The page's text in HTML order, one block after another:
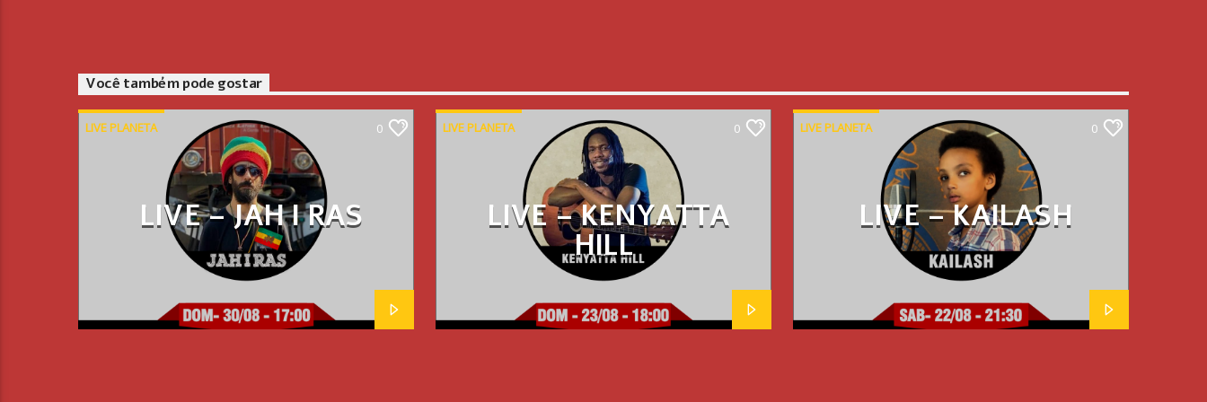
Você também pode gostar
LIVE PLANETA 0
LIVE – JAH I RAS
LIVE PLANETA 0
LIVE – KENYATTA
HILL
LIVE PLANETA 0
LIVE – KAILASH